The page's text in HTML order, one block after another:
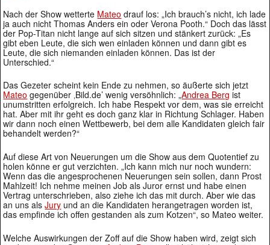
Nach der Show wetterte Mateo drauf los: „Ich brauch’s nicht, ich lade
ja auch nicht Thomas Anders ein oder Verona Pooth.“ Doch das lässt
der Pop-Titan nicht lange auf sich sitzen und stänkert zurück: „Es
gibt eben Leute, die sich wen einladen können und dann gibt es
Leute, die sich niemanden einladen können. Das ist der
Unterschied.“
Das Gezeter scheint kein Ende zu nehmen, so äußerte sich jetzt
Mateo gegenüber ‚Bild.de’ wenig versöhnlich: „Andrea Berg ist
unumstritten erfolgreich. Ich habe Respekt vor dem, was sie erreicht
hat. Aber mit ihr geht es doch ganz klar in Richtung Schlager. Haben
wir dann noch einen Wettbewerb, bei dem alle Kandidaten gleich fair
behandelt werden?“
Auf diese Art von Neuerungen um die Show aus dem Quotentief zu
holen könne er gut verzichten. „Ich kann mich nur noch wundern:
Wenn das die angesprochenen Neuerungen sein sollen, dann Prost
Mahlzeit! Ich nehme meinen Job als Juror ernst und habe einen
Vertrag unterschrieben, also ziehe ich das mit durch. Aber wie das
an uns alsJury und an die Kandidaten herangetragen worden ist,
das empfinde ich offen gestanden als zum Kotzen“, so Mateo weiter.
Welche Auswirkungen der Zoff auf die Show haben wird, zeigt sich